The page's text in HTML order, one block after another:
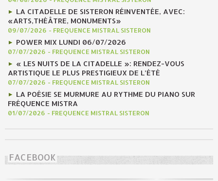
LA CITADELLE DE SISTERON RÉINVENTÉE, AVEC:
«ARTS,THÉÂTRE, MONUMENTS»
09/07/2026 - FREQUENCE MISTRAL SISTERON
POWER MIX LUNDI 06/07/2026
07/07/2026 - FREQUENCE MISTRAL SISTERON
« LES NUITS DE LA CITADELLE »: RENDEZ-VOUS
ARTISTIQUE LE PLUS PRESTIGIEUX DE L’ÉTÉ
07/07/2026 - FREQUENCE MISTRAL SISTERON
LA POÉSIE SE MURMURE AU RYTHME DU PIANO SUR
FRÉQUENCE MISTRA
01/07/2026 - FREQUENCE MISTRAL SISTERON
FACEBOOK